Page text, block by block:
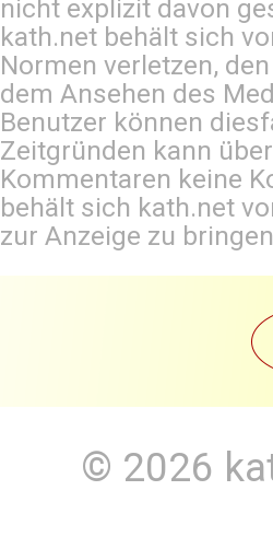
nicht explizit davon
kath.net behält sich
Normen verletzen,
dem Ansehen des
Benutzer können
Zeitgründen kann
Kommentaren keine
behält sich kath.net
zur Anzeige zu
© 2026